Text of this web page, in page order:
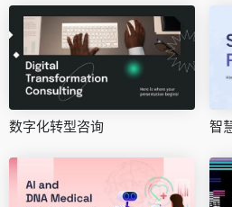
数字化转型咨询 智